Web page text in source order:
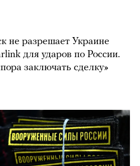
не разрешает Украине
для ударов по России.
заключать сделку»